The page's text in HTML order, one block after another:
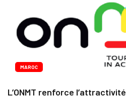
MAROC
L’ONMT renforce